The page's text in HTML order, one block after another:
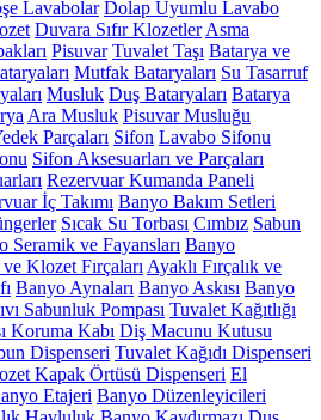
Lavabolar Dolap Uyumlu Lavabo
Duvara Sıfır Klozetler Asma
Pisuvar Tuvalet Taşı Batarya ve
Mutfak Bataryaları Su Tasarruf
Musluk Duş Bataryaları Batarya
Ara Musluk Pisuvar Musluğu
Parçaları Sifon Lavabo Sifonu
Sifon Aksesuarları ve Parçaları
Rezervuar Kumanda Paneli
İç Takımı Banyo Bakım Setleri
Sıcak Su Torbası Cımbız Sabun
Seramik ve Fayansları Banyo
Klozet Fırçaları Ayaklı Fırçalık ve
Banyo Aynaları Banyo Askısı Banyo
Sabunluk Pompası Tuvalet Kağıtlığı
Koruma Kabı Diş Macunu Kutusu
Dispenseri Tuvalet Kağıdı Dispenseri
Kapak Örtüsü Dispenseri El
Etajeri Banyo Düzenleyicileri